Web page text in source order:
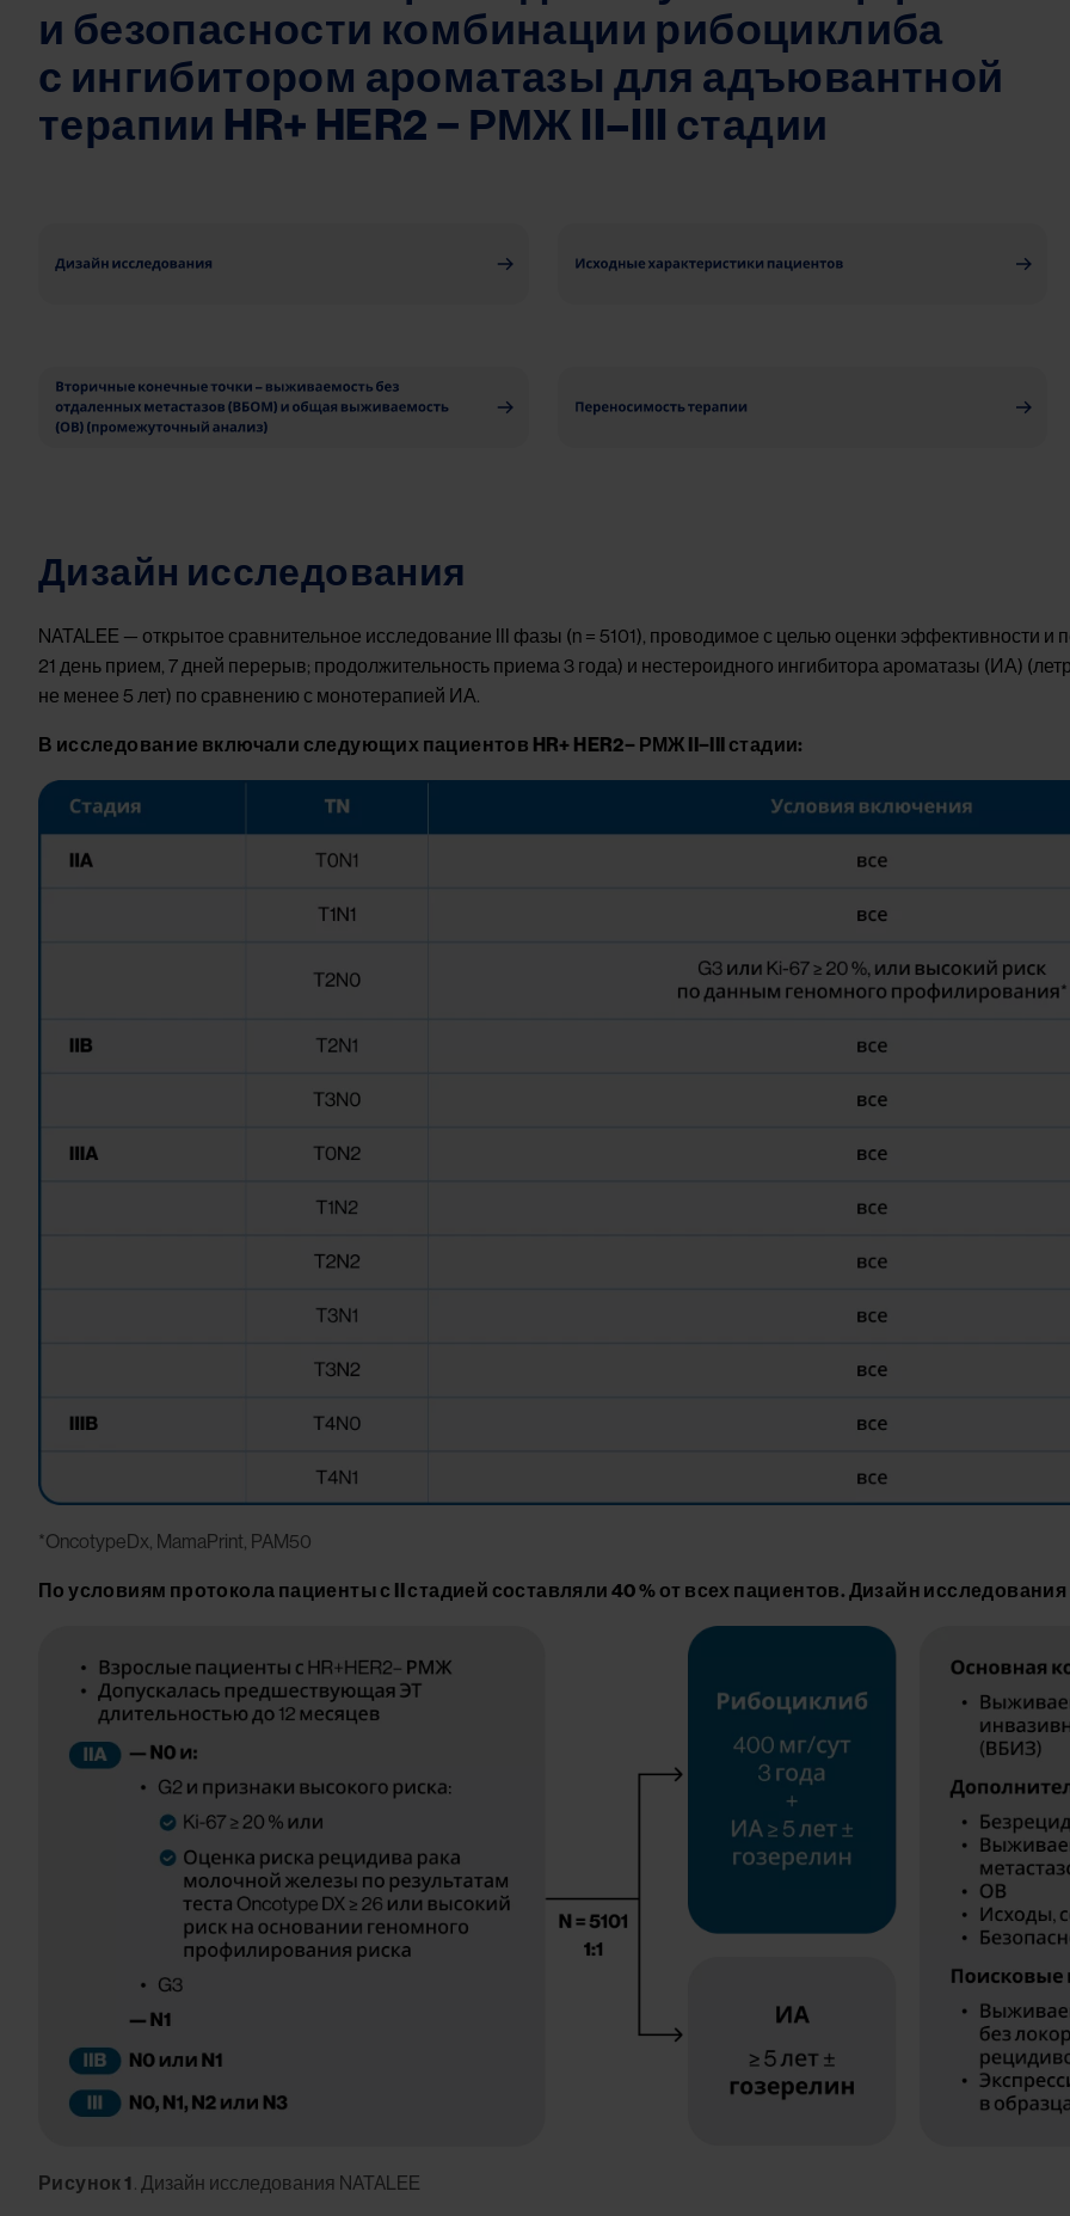
и безопасности комбинации рибоциклиба
с ингибитором ароматазы для адъювантной
терапии HR+ HER2 − РМЖ II–III стадии
Дизайн исследования
NATALEE — открытое сравнительное исследование III фазы (n = 5101), проводимое с целью оценки эффективности и
21 день прием, 7 дней перерыв; продолжительность приема 3 года) и нестероидного ингибитора ароматазы (ИА)
не менее 5 лет) по сравнению с монотерапией ИА.
В исследование включали следующих пациентов HR+ HER2− РМЖ II−III стадии:
Image
*OncotypeDx, MamaPrint, PAM50
По условиям протокола пациенты с II стадией составляли 40 % от всех пациентов. Дизайн исследования
Рисунок 1 . Дизайн исследования NATALEE